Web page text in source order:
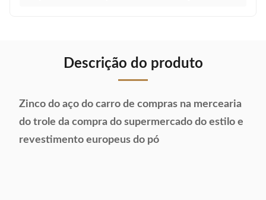
Descrição do produto
Zinco do aço do carro de compras na mercearia
do trole da compra do supermercado do estilo e
revestimento europeus do pó